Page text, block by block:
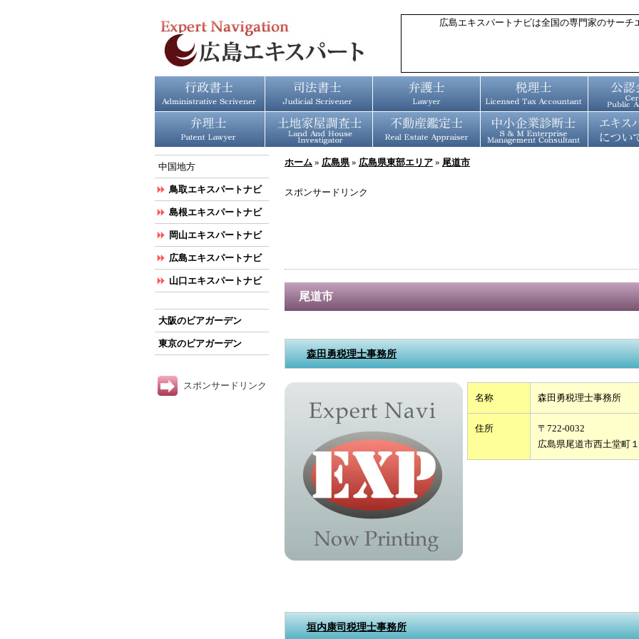
広島エキスパートナビは全国の専門家のサーチ
ホーム » 広島県» 広島県東部エリア » 尾道市
スポンサードリンク
尾道市
森田勇税理士事務所
名称 森田勇税理士事務所
住所
〒722-0032
広島県尾道市西土堂町
垣内康司税理士事務所
中国地方
鳥取エキスパートナビ
島根エキスパートナビ
岡山エキスパートナビ
広島エキスパートナビ
山口エキスパートナビ
大阪のビアガーデン
東京のビアガーデン
スポンサードリンク